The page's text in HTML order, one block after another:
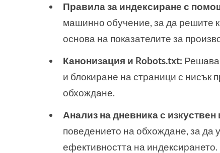
Правила за индексиране с
машинно обучение, за да решите
основа на показателите за
Канонизация и Robots.txt:
и блокиране на страници с нисък
обхождане.
Анализ на дневника с изкуствен
поведението на обхождане, за да
ефективността на индексирането.